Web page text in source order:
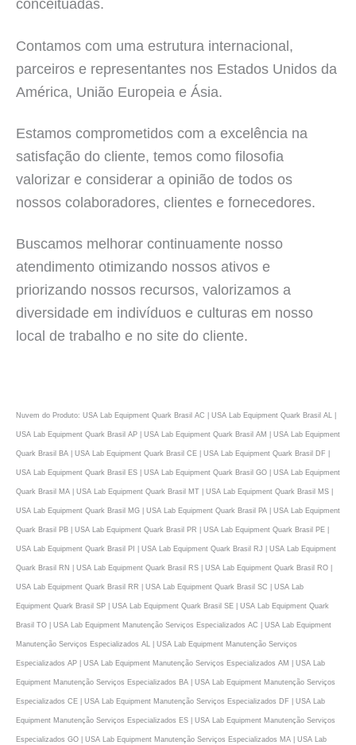
conceituadas.
Contamos com uma estrutura internacional,
parceiros e representantes nos Estados Unidos da
América, União Europeia e Ásia.
Estamos comprometidos com a excelência na
satisfação do cliente, temos como filosofia
valorizar e considerar a opinião de todos os
nossos colaboradores, clientes e fornecedores.
Buscamos melhorar continuamente nosso
atendimento otimizando nossos ativos e
priorizando nossos recursos, valorizamos a
diversidade em indivíduos e culturas em nosso
local de trabalho e no site do cliente.
Nuvem do Produto: USA Lab Equipment Quark Brasil AC | USA Lab Equipment Quark Brasil AL |
USA Lab Equipment Quark Brasil AP | USA Lab Equipment Quark Brasil AM | USA Lab Equipment
Quark Brasil BA | USA Lab Equipment Quark Brasil CE | USA Lab Equipment Quark Brasil DF |
USA Lab Equipment Quark Brasil ES | USA Lab Equipment Quark Brasil GO | USA Lab Equipment
Quark Brasil MA | USA Lab Equipment Quark Brasil MT | USA Lab Equipment Quark Brasil MS |
USA Lab Equipment Quark Brasil MG | USA Lab Equipment Quark Brasil PA | USA Lab Equipment
Quark Brasil PB | USA Lab Equipment Quark Brasil PR | USA Lab Equipment Quark Brasil PE |
USA Lab Equipment Quark Brasil PI | USA Lab Equipment Quark Brasil RJ | USA Lab Equipment
Quark Brasil RN | USA Lab Equipment Quark Brasil RS | USA Lab Equipment Quark Brasil RO |
USA Lab Equipment Quark Brasil RR | USA Lab Equipment Quark Brasil SC | USA Lab
Equipment Quark Brasil SP | USA Lab Equipment Quark Brasil SE | USA Lab Equipment Quark
Brasil TO | USA Lab Equipment Manutenção Serviços Especializados AC | USA Lab Equipment
Manutenção Serviços Especializados AL | USA Lab Equipment Manutenção Serviços
Especializados AP | USA Lab Equipment Manutenção Serviços Especializados AM | USA Lab
Equipment Manutenção Serviços Especializados BA | USA Lab Equipment Manutenção Serviços
Especializados CE | USA Lab Equipment Manutenção Serviços Especializados DF | USA Lab
Equipment Manutenção Serviços Especializados ES | USA Lab Equipment Manutenção Serviços
Especializados GO | USA Lab Equipment Manutenção Serviços Especializados MA | USA Lab